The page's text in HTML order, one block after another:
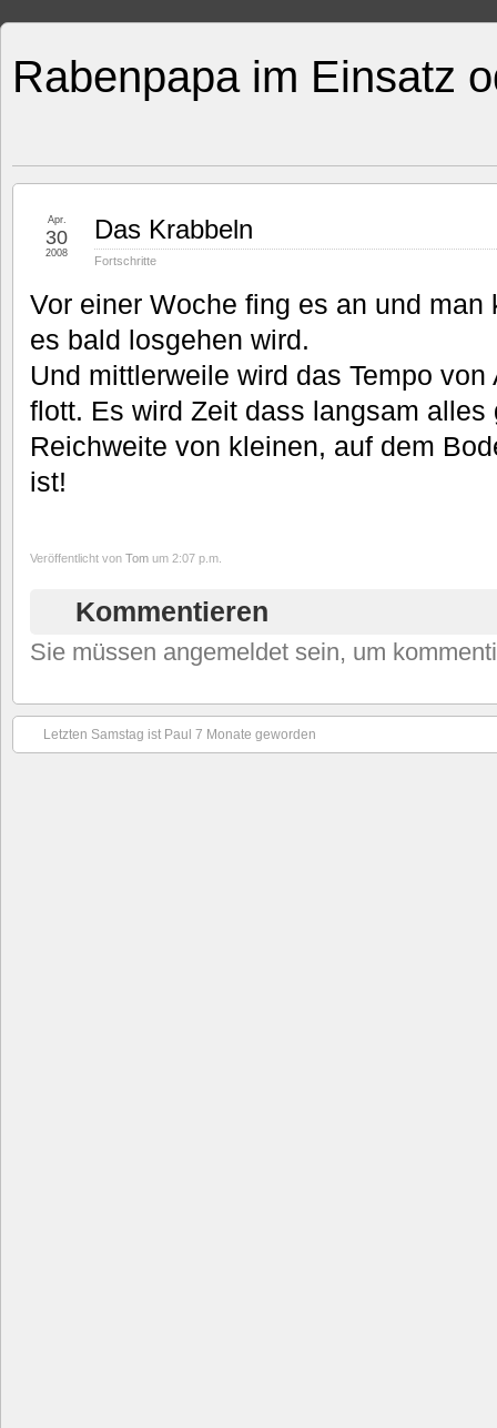
Rabenpapa im Einsatz
Das Krabbeln
Fortschritte
Apr.
30
2008
Vor einer Woche fing es an und man
es bald losgehen wird.
Und mittlerweile wird das Tempo
flott. Es wird Zeit dass langsam
Reichweite von kleinen, auf dem
ist!
Veröffentlicht von Tom um 2:07 p.m.
Kommentieren
Sie müssen angemeldet sein, um
Letzten Samstag ist Paul 7 Monate geworden